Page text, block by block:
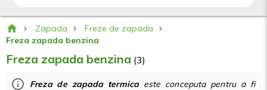
Zapada
Freze de zapada
Freza zapada benzina
Freza zapada benzina (3)
Freza de zapada termicaeste conceputa pentru a fi